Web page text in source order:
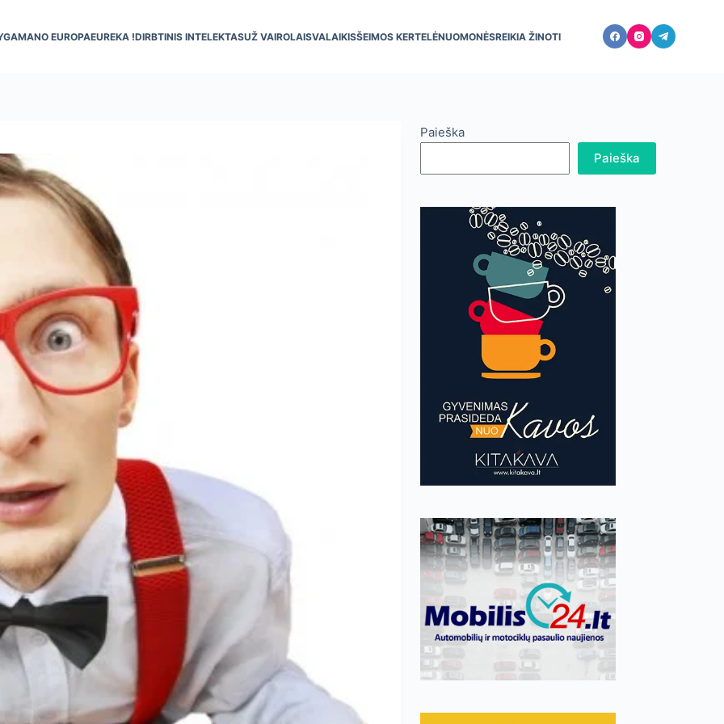
MANO EUROPAEUREKA !DIRBTINIS INTELEKTASUŽ VAIROLAISVALAIKISŠEIMOS KERTELĖNUOMONĖSREIKIA ŽINOTI
Paieška
Paieška